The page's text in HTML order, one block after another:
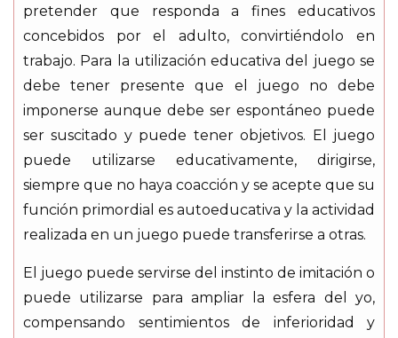
pretender que responda a fines educativos
concebidos por el adulto, convirtiéndolo en
trabajo. Para la utilización educativa del juego se
debe tener presente que el juego no debe
imponerse aunque debe ser espontáneo puede
ser suscitado y puede tener objetivos. El juego
puede utilizarse educativamente, dirigirse,
siempre que no haya coacción y se acepte que su
función primordial es autoeducativa y la actividad
realizada en un juego puede transferirse a otras.
El juego puede servirse del instinto de imitación o
puede utilizarse para ampliar la esfera del yo,
compensando sentimientos de inferioridad y